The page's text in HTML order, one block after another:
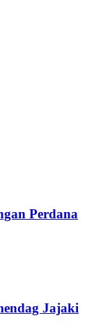
Perdana
Jajaki